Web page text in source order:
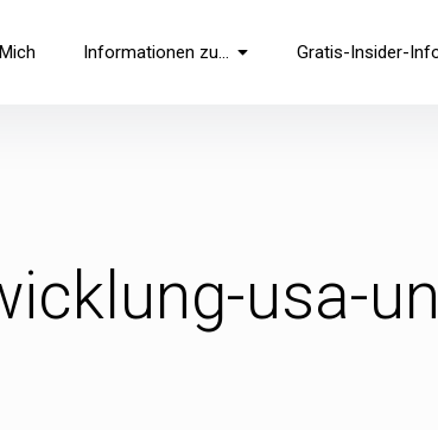
Informationen zu… Gratis-Insider-
usa-